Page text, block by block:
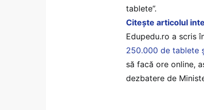
tablete”.
Citește articolul
Edupedu.ro a scris
250.000 de tablete
să facă ore online,
dezbatere de